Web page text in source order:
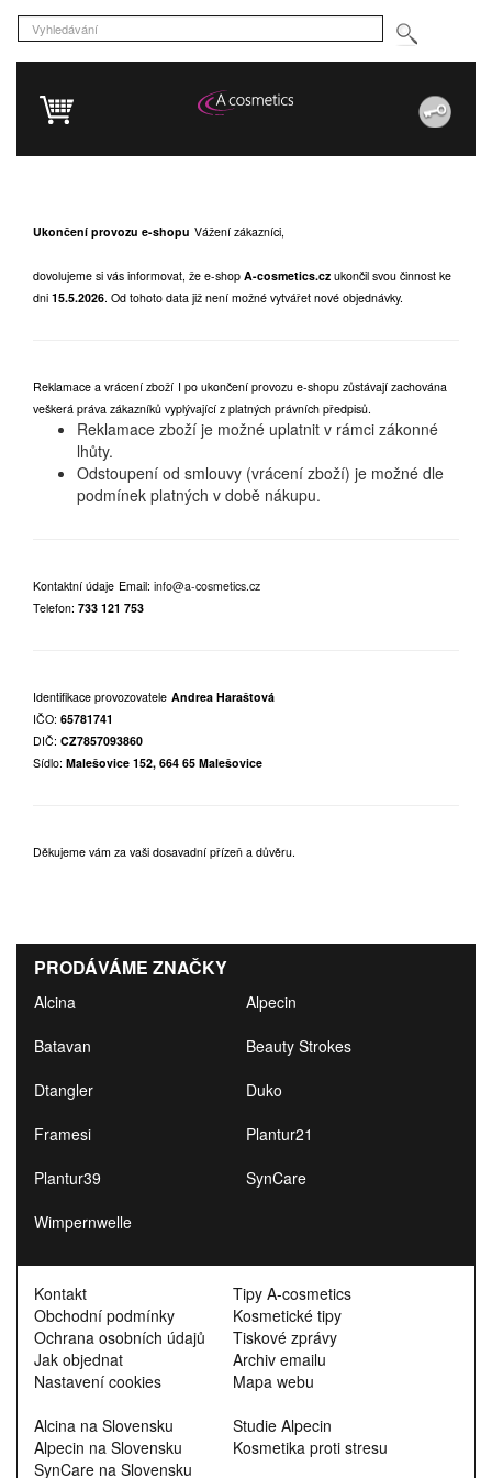
Ukončení provozu e-shopu Vážení zákazníci,
dovolujeme si vás informovat, že e-shop A-cosmetics.cz ukončil svou činnost ke
dni 15.5.2026. Od tohoto data již není možné vytvářet nové objednávky.
Reklamace a vrácení zboží I po ukončení provozu e-shopu zůstávají zachována
veškerá práva zákazníků vyplývající z platných právních předpisů.
Reklamace zboží je možné uplatnit v rámci zákonné
lhůty.
Odstoupení od smlouvy (vrácení zboží) je možné dle
podmínek platných v době nákupu.
Kontaktní údaje Email: info@a-cosmetics.cz
Telefon: 733 121 753
Identifikace provozovatele Andrea Haraštová
IČO: 65781741
DIČ: CZ7857093860
Sídlo: Malešovice 152, 664 65 Malešovice
Děkujeme vám za vaši dosavadní přízeň a důvěru.
PRODÁVÁME ZNAČKY
Alcina
Alpecin
Batavan
Beauty Strokes
Dtangler
Duko
Framesi
Plantur21
Plantur39
SynCare
Wimpernwelle
Kontakt
Obchodní podmínky
Ochrana osobních údajů
Jak objednat
Nastavení cookies
Alcina na Slovensku
Alpecin na Slovensku
SynCare na Slovensku
Tipy A-cosmetics
Kosmetické tipy
Tiskové zprávy
Archiv emailu
Mapa webu
Studie Alpecin
Kosmetika proti stresu